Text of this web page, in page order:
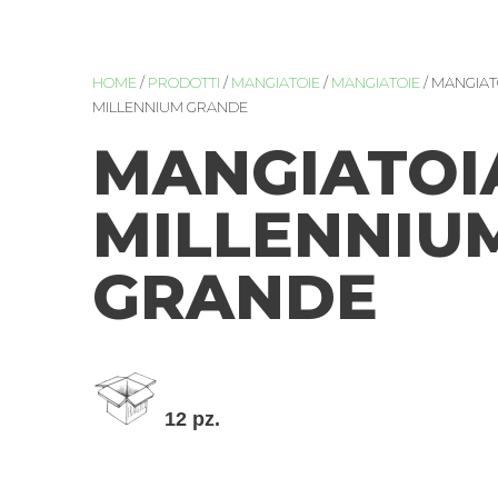
HOME/ PRODOTTI / MANGIATOIE/ MANGIATOIE/
MILLENNIUM GRANDE
GRANDE
12 pz.